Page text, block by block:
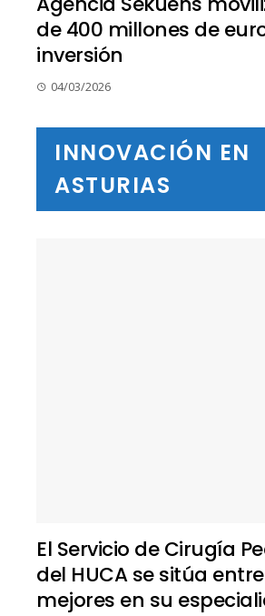
de 400 millones de
inversión
04/03/2026
INNOVACIÓN EN
ASTURIAS
El Servicio de Cirugía
del HUCA se sitúa
mejores en su